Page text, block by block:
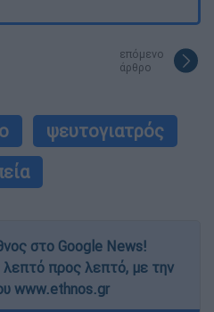
επόμενο
άρθρο
ψευτογιατρός
στο Google News!
λεπτό προς λεπτό, με την
www.ethnos.gr